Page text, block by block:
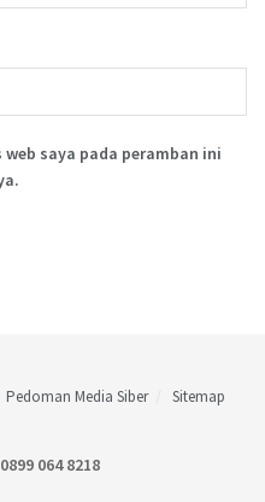
saya pada peramban ini
Pedoman Media Siber Sitemap
064 8218